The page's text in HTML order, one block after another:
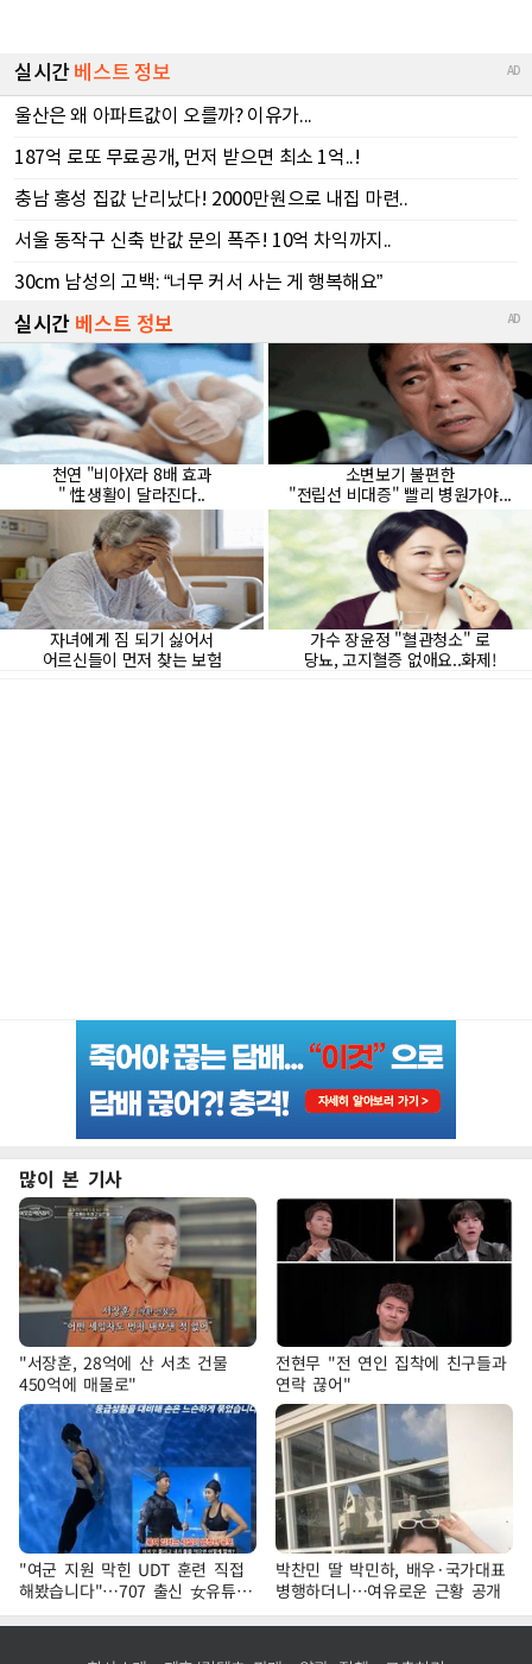
많이 본 기사
"서장훈, 28억에 산 서초 건물
450억에 매물로"
전현무 "전 연인 집착에 친구들과
연락 끊어"
"여군 지원 막힌 UDT 훈련 직접
해봤습니다"…707 출신 女유튜버
'완벽 소화'
박찬민 딸 박민하, 배우·국가대표
병행하더니…여유로운 근황 공개